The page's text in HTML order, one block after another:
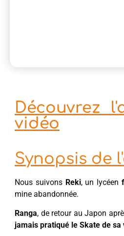
Découvrez
vidéo
Synopsis de
Nous suivons Reki, un lycéen
mine abandonnée.
Ranga, de retour au Japon
jamais pratiqué le Skate de sa